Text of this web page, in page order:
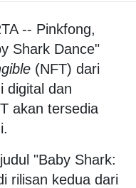
-- Pinkfong,
Shark Dance"
(NFT) dari
digital dan
akan tersedia
"Baby Shark:
rilisan kedua dari